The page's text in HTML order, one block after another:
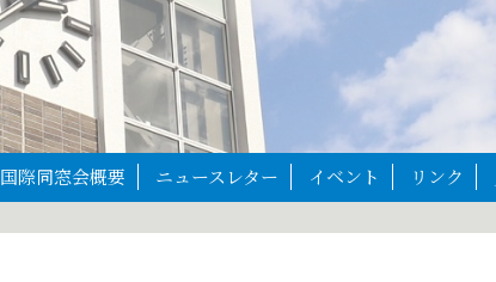
国際同窓会概要 ニュースレター イベント リンク